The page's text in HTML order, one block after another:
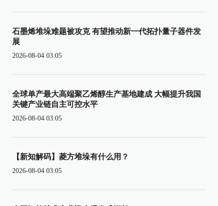
石墨烯堆垛难题被攻克 有望推动新一代拓扑量子器件发
展
2026-08-04 03:05
全球单产最大高端聚乙烯醇生产基地建成 大幅提升我国
关键产业链自主可控水平
2026-08-04 03:05
【新知解码】菱方堆垛有什么用？
2026-08-04 03:05